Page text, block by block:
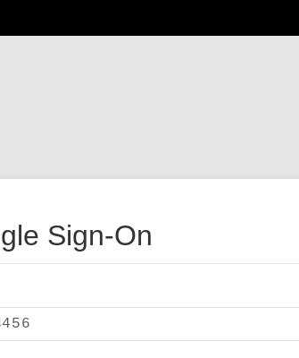
Sign-On